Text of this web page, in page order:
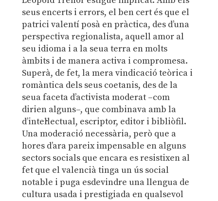
seus encerts i errors, el ben cert és que el
patrici valentí posà en pràctica, des d’una
perspectiva regionalista, aquell amor al
seu idioma i a la seua terra en molts
àmbits i de manera activa i compromesa.
Superà, de fet, la mera vindicació teòrica i
romàntica dels seus coetanis, des de la
seua faceta d’activista moderat –com
dirien alguns–, que combinava amb la
d’intel·lectual, escriptor, editor i bibliòfil.
Una moderació necessària, però que a
hores d’ara pareix impensable en alguns
sectors socials que encara es resistixen al
fet que el valencià tinga un ús social
notable i puga esdevindre una llengua de
cultura usada i prestigiada en qualsevol